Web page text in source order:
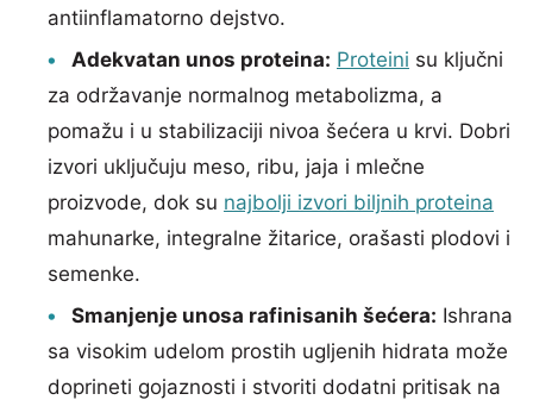
antiinflamatorno dejstvo.
Adekvatan unos proteina: Proteini su ključni
za održavanje normalnog metabolizma, a
pomažu i u stabilizaciji nivoa šećera u krvi. Dobri
izvori uključuju meso, ribu, jaja i mlečne
proizvode, dok su najbolji izvori biljnih proteina
mahunarke, integralne žitarice, orašasti plodovi i
semenke.
Smanjenje unosa rafinisanih šećera: Ishrana
sa visokim udelom prostih ugljenih hidrata može
doprineti gojaznosti i stvoriti dodatni pritisak na